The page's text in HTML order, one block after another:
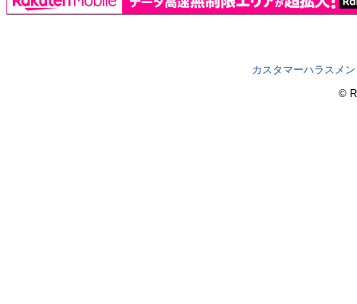
カスタマーハラスメ
©